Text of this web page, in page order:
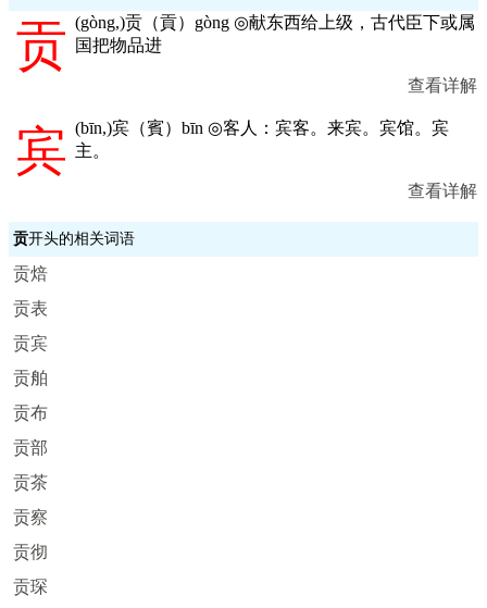
贡 (gòng,)贡（貢）gòng ◎献东西给上级，古代臣下或属
国把物品进
查看详解
宾 (bīn,)宾（賓）bīn ◎客人：宾客。来宾。宾馆。宾
主。
查看详解
贡开头的相关词语
贡焙
贡表
贡宾
贡舶
贡布
贡部
贡茶
贡察
贡彻
贡琛